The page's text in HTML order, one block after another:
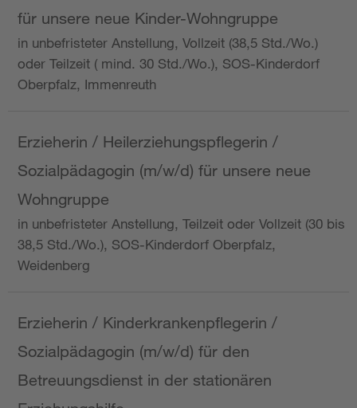
für unsere neue Kinder-Wohngruppe
in unbefristeter Anstellung, Vollzeit (38,5 Std./Wo.)
oder Teilzeit ( mind. 30 Std./Wo.), SOS-Kinderdorf
Oberpfalz, Immenreuth
Erzieherin / Heilerziehungspflegerin /
Sozialpädagogin (m/w/d) für unsere neue
Wohngruppe
in unbefristeter Anstellung, Teilzeit oder Vollzeit (30 bis
38,5 Std./Wo.), SOS-Kinderdorf Oberpfalz,
Weidenberg
Erzieherin / Kinderkrankenpflegerin /
Sozialpädagogin (m/w/d) für den
Betreuungsdienst in der stationären